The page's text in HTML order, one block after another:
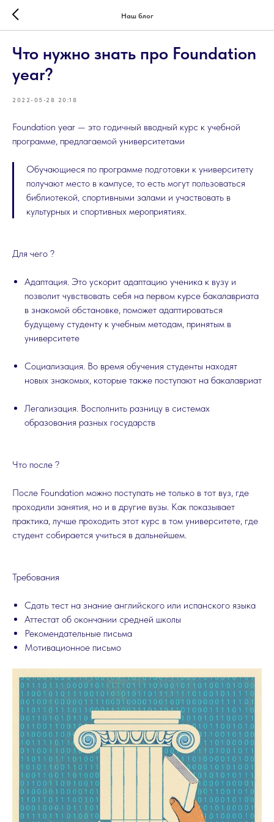
Наш блог
Что нужно знать про Foundation
year?
2022-05-28 20:18
Foundation year — это годичный вводный курс к учебной
программе, предлагаемой университетами
Обучающиеся по программе подготовки к университету
получают место в кампусе, то есть могут пользоваться
библиотекой, спортивными залами и участвовать в
культурных и спортивных мероприятиях.
Для чего ?
Адаптация. Это ускорит адаптацию ученика к вузу и
позволит чувствовать себя на первом курсе бакалавриата
в знакомой обстановке, поможет адаптироваться
будущему студенту к учебным методам, принятым в
университете
Социализация. Во время обучения студенты находят
новых знакомых, которые также поступают на бакалавриат
Легализация. Восполнить разницу в системах
образования разных государств
Что после ?
После Foundation можно поступать не только в тот вуз, где
проходили занятия, но и в другие вузы. Как показывает
практика, лучше проходить этот курс в том университете, где
студент собирается учиться в дальнейшем.
Требования
Сдать тест на знание английского или испанского языка
Аттестат об окончании средней школы
Рекомендательные письма
Мотивационное письмо